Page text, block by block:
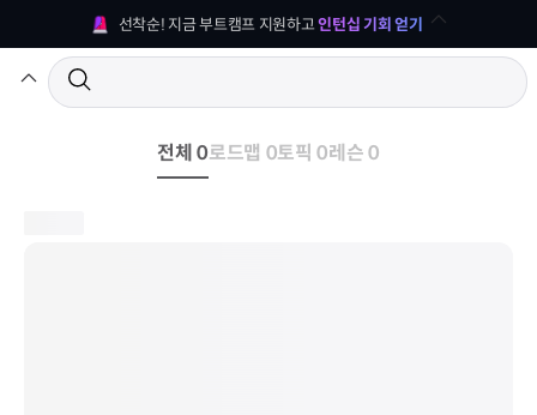
선착순! 지금 부트캠프 지원하고 인턴십 기회 얻기
전체 0로드맵 0토픽 0레슨 0